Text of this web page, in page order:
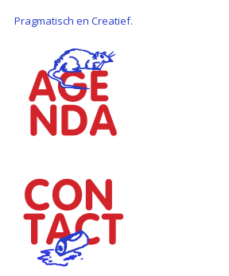
Pragmatisch en Creatief.